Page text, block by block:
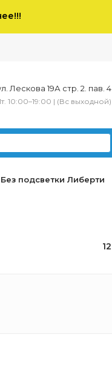
Лескова 19А стр. 2. пав. 4
10:00–19:00 | (Вс выходной)
Без подсветки Либерти
12